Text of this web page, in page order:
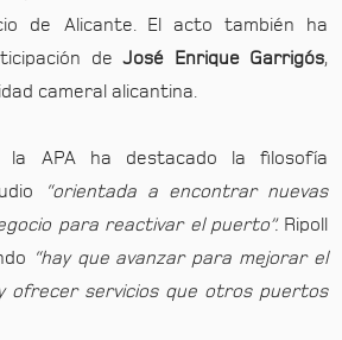
de Alicante. El acto también ha
deJosé Enrique Garrigós,
cameral alicantina.
APA ha destacado la filosofía
“orientada a encontrar nuevas
para reactivar el puerto”. Ripoll
“hay que avanzar para mejorar el
ofrecer servicios que otros puertos